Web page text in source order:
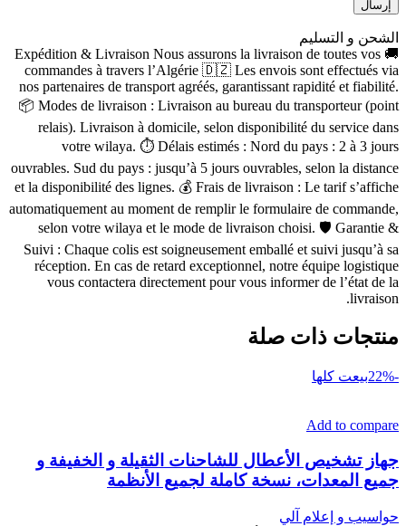
الشحن و التسليم
🚚 Expédition & Livraison Nous assurons la livraison de toutes vos
commandes à travers l’Algérie 🇩🇿 Les envois sont effectués via
nos partenaires de transport agréés, garantissant rapidité et fiabilité.
📦 Modes de livraison : Livraison au bureau du transporteur (point
relais). Livraison à domicile, selon disponibilité du service dans
votre wilaya. ⏱ Délais estimés : Nord du pays : 2 à 3 jours
ouvrables. Sud du pays : jusqu’à 5 jours ouvrables, selon la distance
et la disponibilité des lignes. 💰 Frais de livraison : Le tarif s’affiche
automatiquement au moment de remplir le formulaire de commande,
selon votre wilaya et le mode de livraison choisi. 🛡 Garantie &
Suivi : Chaque colis est soigneusement emballé et suivi jusqu’à sa
réception. En cas de retard exceptionnel, notre équipe logistique
vous contactera directement pour vous informer de l’état de la
livraison.
منتجات ذات صلة
-22% بيعت كلها
Add to compare
جهاز تشخيص الأعطال للشاحنات الثقيلة و الخفيفة و
جميع المعدات، نسخة كاملة لجميع الأنظمة
حواسيب و إعلام آلي